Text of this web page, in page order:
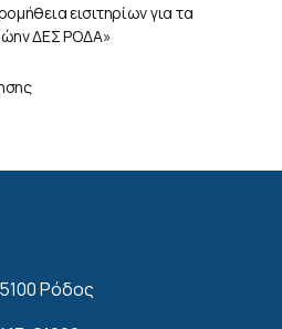
εισιτηρίων για τα
ΔΕΣ ΡΟΔΑ»
Ρόδος